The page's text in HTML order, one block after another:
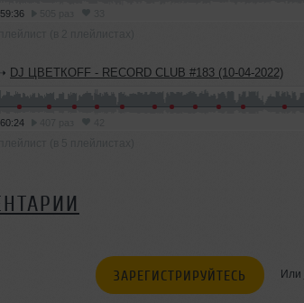
59:36
➝ DJ ЦВЕТКОFF - RECORD CLUB #183 (10-04-2022)
60:24
ЗАРЕГИСТРИРУЙТЕСЬ Или